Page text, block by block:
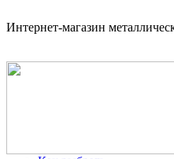
Интернет-магазин